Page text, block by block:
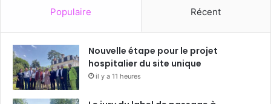
Populaire Récent
Nouvelle étape pour le projet
hospitalier du site unique
il y a 11 heures